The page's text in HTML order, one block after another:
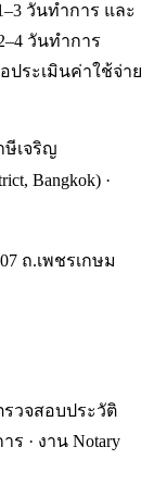
วันทำการ และ
วันทำการ
ประเมินค่าใช้จ่าย
ษีเจริญ
Bangkok) ·
ถ.เพชรเกษม
รวจสอบประวัติ
· งาน Notary